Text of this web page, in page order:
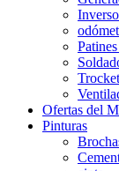
Ofertas del
Pinturas